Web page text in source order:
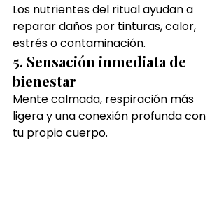
Los nutrientes del ritual ayudan a
reparar daños por tinturas, calor,
estrés o contaminación.
5. Sensación inmediata de
bienestar
Mente calmada, respiración más
ligera y una conexión profunda con
tu propio cuerpo.